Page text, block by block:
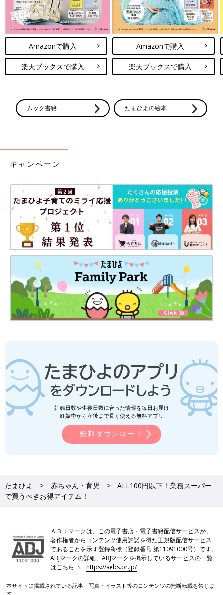
Amazonで購入
楽天ブックスで購入
Amazonで購入
楽天ブックスで購入
ムック書籍 たまひよの絵本
キャンペーン
妊娠日数や生後日数に合った情報を毎日お届け
妊娠中から産後まで長く使える無料アプリ
無料ダウンロード
たまひよ 赤ちゃん・育児
ALL100円以下！業務スーパー
で買うべきお得アイテム！
ＡＢＪマークは、この電子書店・電子書籍配信サービスが、
著作権者からコンテンツ使用許諾を得た正規版配信サービス
であることを示す登録商標（登録番号 第11091000号）です。
ABJマークの詳細、ABJマークを掲示しているサービスの一覧
はこちら→https://aebs.or.jp/
本サイトに掲載されている記事・写真・イラスト等のコンテンツの無断転載を禁じま
す。